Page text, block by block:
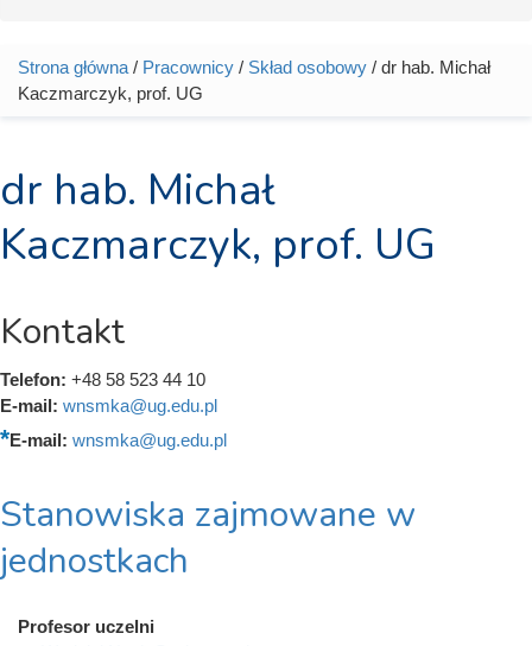
Jesteś tutaj
Strona główna / Pracownicy / Skład osobowy / dr hab. Michał
Kaczmarczyk, prof. UG
dr hab. Michał
Kaczmarczyk, prof. UG
Kontakt
Telefon: +48 58 523 44 10
E-mail: wnsmka@ug.edu.pl
E-mail: wnsmka@ug.edu.pl
Stanowiska zajmowane w
jednostkach
Profesor uczelni